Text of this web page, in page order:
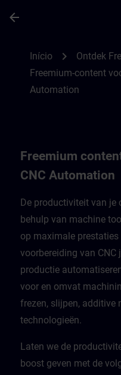
arrow_back
Início chevron_right Ontdek
Freemium-content
Automation
Freemium
CNC Automation
De productiviteit van je
behulp van machine
op maximale
voorbereiding van
productie
voor en omvat
frezen, slijpen,
technologieën.
Laten we de
boost geven met de